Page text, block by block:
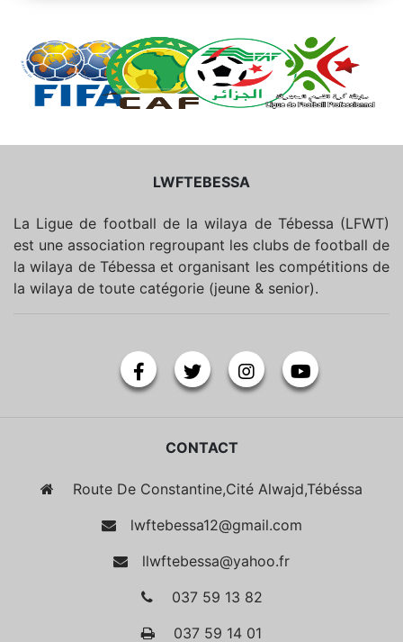
LWFTEBESSA
La Ligue de football de la wilaya de Tébessa (LFWT)
est une association regroupant les clubs de football de
la wilaya de Tébessa et organisant les compétitions de
la wilaya de toute catégorie (jeune & senior).
CONTACT
Route De Constantine,Cité Alwajd,Tébéssa
lwftebessa12@gmail.com
llwftebessa@yahoo.fr
037 59 13 82
037 59 14 01